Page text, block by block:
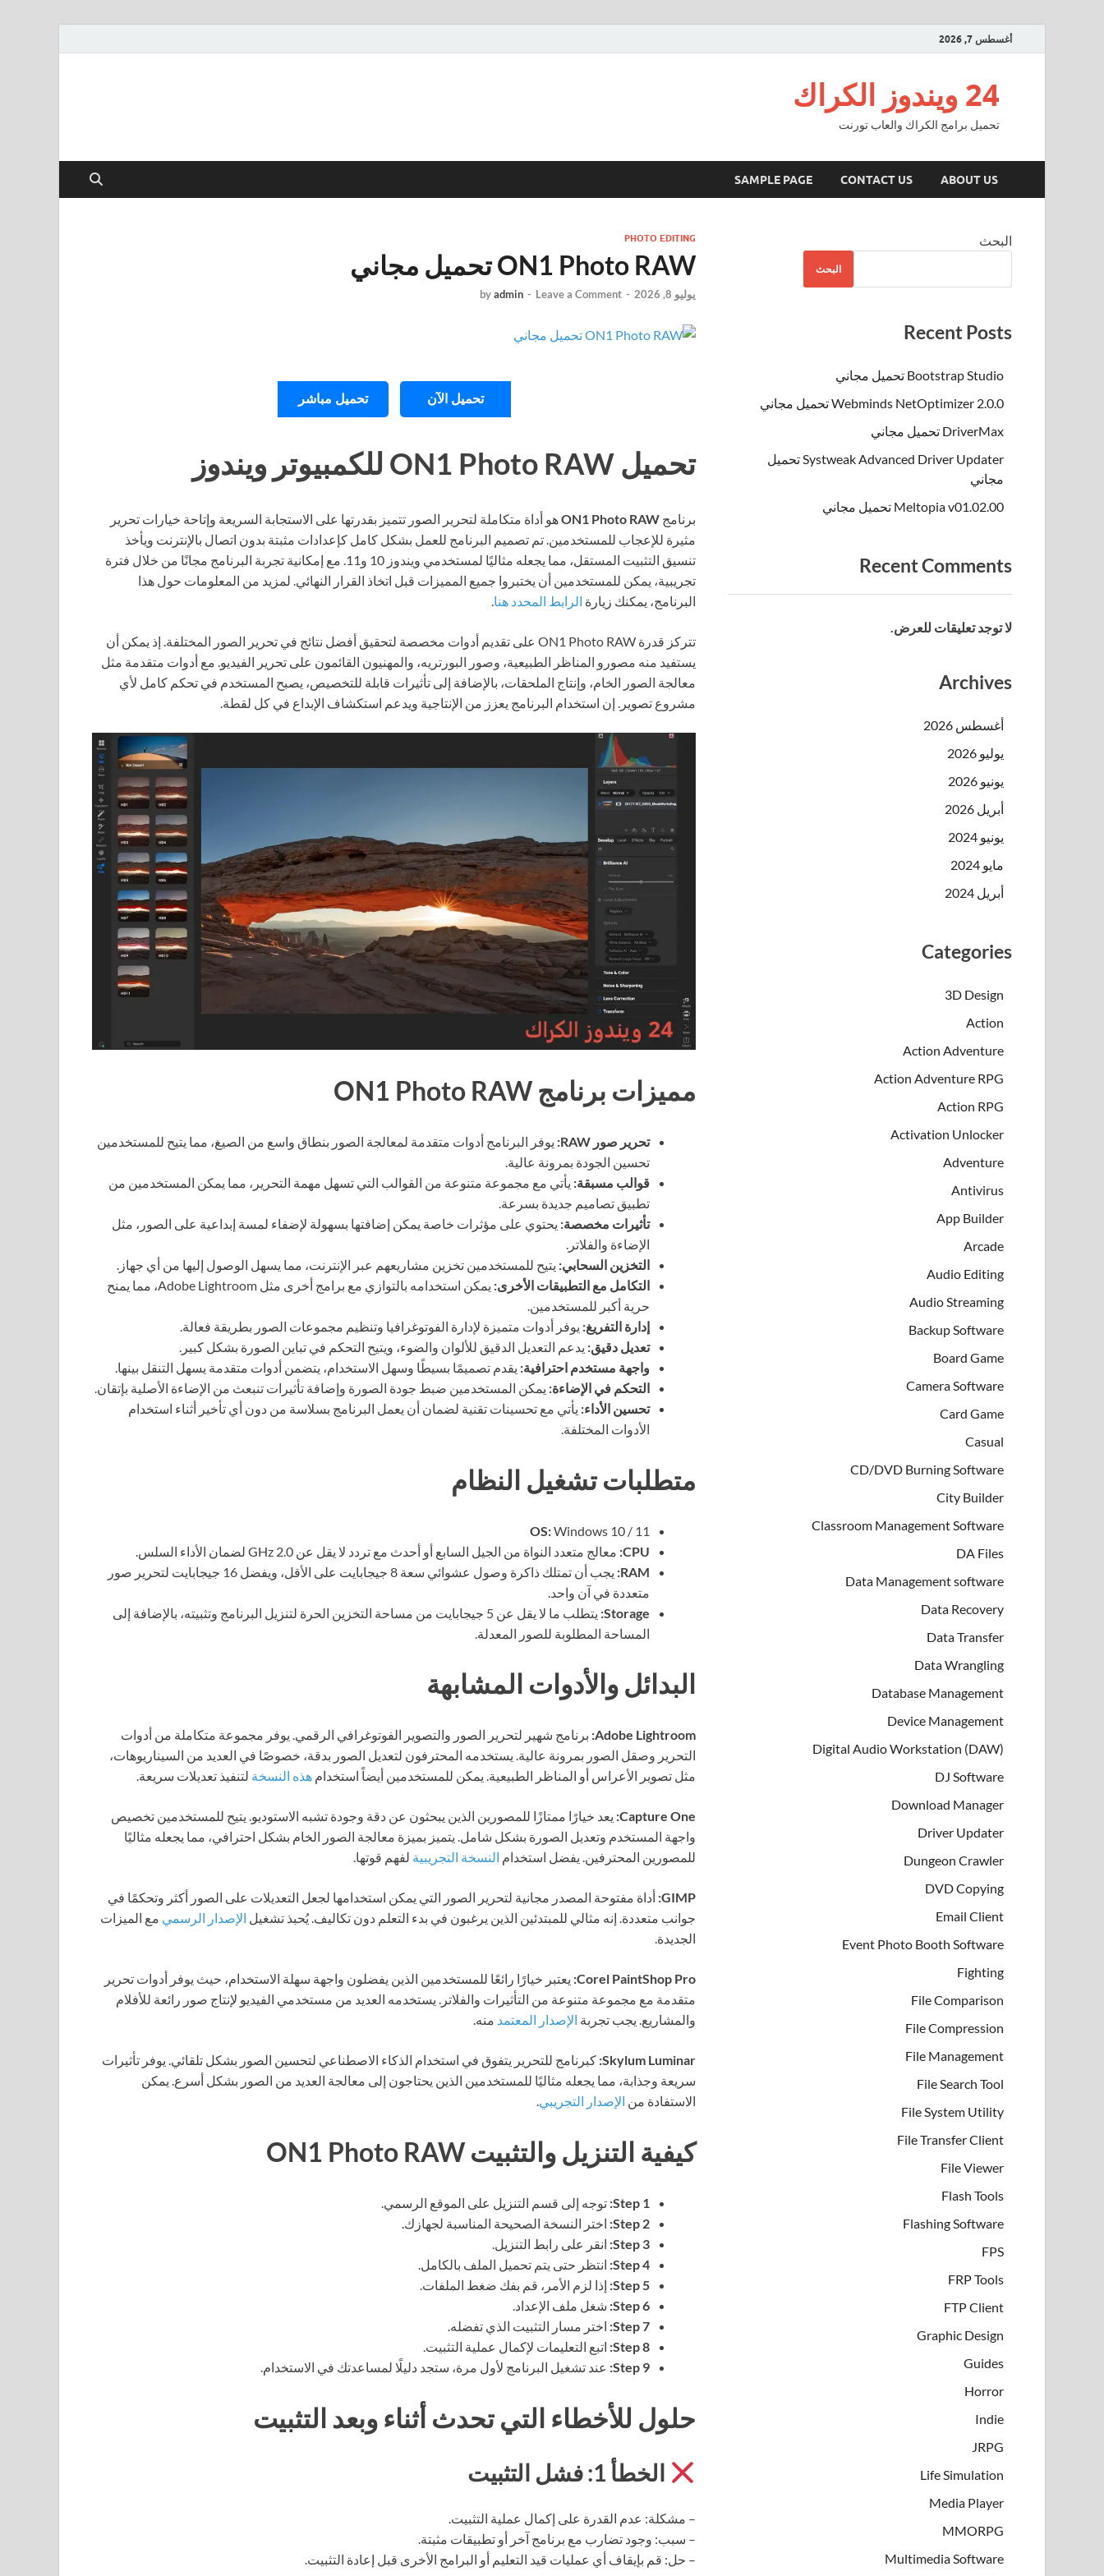
أغسطس 7, 2026
24 ويندوز الكراك
تحميل برامج الكراك والعاب تورنت
ABOUT US
CONTACT US
SAMPLE PAGE
PHOTO EDITING
ON1 Photo RAW تحميل مجاني
يوليو 8, 2026 -
byadmin - Leave a Comment
تحميل الآن تحميل مباشر
تحميل ON1 Photo RAW للكمبيوتر ويندوز
برنامج ON1 Photo RAWهو أداة متكاملة لتحرير الصور تتميز بقدرتها على الاستجابة السريعة وإتاحة خيارات تحرير
مثيرة للإعجاب للمستخدمين. تم تصميم البرنامج للعمل بشكل كامل كإعدادات مثبتة بدون اتصال بالإنترنت ويأخذ
تنسيق التثبيت المستقل، مما يجعله مثاليًا لمستخدمي ويندوز 10 و11. مع إمكانية تجربة البرنامج مجانًا من خلال فترة
تجريبية، يمكن للمستخدمين أن يختبروا جميع المميزات قبل اتخاذ القرار النهائي. لمزيد من المعلومات حول هذا
البرنامج، يمكنك زيارة الرابط المحدد هنا.
تتركز قدرة ON1 Photo RAW على تقديم أدوات مخصصة لتحقيق أفضل نتائج في تحرير الصور المختلفة. إذ يمكن أن
يستفيد منه مصورو المناظر الطبيعية، وصور البورتريه، والمهنيون القائمون على تحرير الفيديو. مع أدوات متقدمة مثل
معالجة الصور الخام، وإنتاج الملحقات، بالإضافة إلى تأثيرات قابلة للتخصيص، يصبح المستخدم في تحكم كامل لأي
مشروع تصوير. إن استخدام البرنامج يعزز من الإنتاجية ويدعم استكشاف الإبداع في كل لقطة.
مميزات برنامج ON1 Photo RAW
تحرير صور RAW:
يوفر البرنامج أدوات متقدمة لمعالجة الصور بنطاق واسع من الصيغ، مما يتيح للمستخدمين
تحسين الجودة بمرونة عالية.
قوالب مسبقة: يأتي مع مجموعة متنوعة من القوالب التي تسهل مهمة التحرير، مما يمكن المستخدمين من
تطبيق تصاميم جديدة بسرعة.
تأثيرات مخصصة: يحتوي على مؤثرات خاصة يمكن إضافتها بسهولة لإضفاء لمسة إبداعية على الصور، مثل
الإضاءة والفلاتر.
التخزين السحابي: يتيح للمستخدمين تخزين مشاريعهم عبر الإنترنت، مما يسهل الوصول إليها من أي جهاز.
التكامل مع التطبيقات الأخرى:
يمكن استخدامه بالتوازي مع برامج أخرى مثل Adobe Lightroom، مما يمنح
حرية أكبر للمستخدمين.
إدارة التفريغ: يوفر أدوات متميزة لإدارة الفوتوغرافيا وتنظيم مجموعات الصور بطريقة فعالة.
تعديل دقيق: يدعم التعديل الدقيق للألوان والضوء، ويتيح التحكم في تباين الصورة بشكل كبير.
واجهة مستخدم احترافية: يقدم تصميمًا بسيطًا وسهل الاستخدام، يتضمن أدوات متقدمة يسهل التنقل بينها.
التحكم في الإضاءة: يمكن المستخدمين ضبط جودة الصورة وإضافة تأثيرات تنبعث من الإضاءة الأصلية بإتقان.
تحسين الأداء: يأتي مع تحسينات تقنية لضمان أن يعمل البرنامج بسلاسة من دون أي تأخير أثناء استخدام
الأدوات المختلفة.
متطلبات تشغيل النظام
OS:Windows 10 / 11
CPU: معالج متعدد النواة من الجيل السابع أو أحدث مع تردد لا يقل عن 2.0 GHz لضمان الأداء السلس.
RAM:
يجب أن تمتلك ذاكرة وصول عشوائي سعة 8 جيجابايت على الأقل، ويفضل 16 جيجابايت لتحرير صور
متعددة في آن واحد.
Storage:
يتطلب ما لا يقل عن 5 جيجابايت من مساحة التخزين الحرة لتنزيل البرنامج وتثبيته، بالإضافة إلى
المساحة المطلوبة للصور المعدلة.
البدائل والأدوات المشابهة
Adobe Lightroom: برنامج شهير لتحرير الصور والتصوير الفوتوغرافي الرقمي. يوفر مجموعة متكاملة من أدوات
التحرير وصقل الصور بمرونة عالية. يستخدمه المحترفون لتعديل الصور بدقة، خصوصًا في العديد من السيناريوهات،
مثل تصوير الأعراس أو المناظر الطبيعية. يمكن للمستخدمين أيضاً استخدام هذه النسخة لتنفيذ تعديلات سريعة.
Capture One: يعد خيارًا ممتازًا للمصورين الذين يبحثون عن دقة وجودة تشبه الاستوديو. يتيح للمستخدمين تخصيص
واجهة المستخدم وتعديل الصورة بشكل شامل. يتميز بميزة معالجة الصور الخام بشكل احترافي، مما يجعله مثاليًا
للمصورين المحترفين. يفضل استخدام النسخة التجريبية لفهم قوتها.
GIMP: أداة مفتوحة المصدر مجانية لتحرير الصور التي يمكن استخدامها لجعل التعديلات على الصور أكثر وتحكمًا في
جوانب متعددة. إنه مثالي للمبتدئين الذين يرغبون في بدء التعلم دون تكاليف. يُحبذ تشغيل الإصدار الرسمي مع الميزات
الجديدة.
Corel PaintShop Pro: يعتبر خيارًا رائعًا للمستخدمين الذين يفضلون واجهة سهلة الاستخدام، حيث يوفر أدوات تحرير
متقدمة مع مجموعة متنوعة من التأثيرات والفلاتر. يستخدمه العديد من مستخدمي الفيديو لإنتاج صور رائعة للأفلام
والمشاريع. يجب تجربة الإصدار المعتمد منه.
Skylum Luminar: كبرنامج للتحرير يتفوق في استخدام الذكاء الاصطناعي لتحسين الصور بشكل تلقائي. يوفر تأثيرات
سريعة وجذابة، مما يجعله مثاليًا للمستخدمين الذين يحتاجون إلى معالجة العديد من الصور بشكل أسرع. يمكن
الاستفادة من الإصدار التجريبي.
كيفية التنزيل والتثبيت ON1 Photo RAW
Step 1: توجه إلى قسم التنزيل على الموقع الرسمي.
Step 2: اختر النسخة الصحيحة المناسبة لجهازك.
Step 3: انقر على رابط التنزيل.
Step 4: انتظر حتى يتم تحميل الملف بالكامل.
Step 5: إذا لزم الأمر، قم بفك ضغط الملفات.
Step 6: شغل ملف الإعداد.
Step 7: اختر مسار التثبيت الذي تفضله.
Step 8: اتبع التعليمات لإكمال عملية التثبيت.
Step 9: عند تشغيل البرنامج لأول مرة، ستجد دليلًا لمساعدتك في الاستخدام.
حلول للأخطاء التي تحدث أثناء وبعد التثبيت
الخطأ 1: فشل التثبيت
– مشكلة: عدم القدرة على إكمال عملية التثبيت.
– سبب: وجود تضارب مع برنامج آخر أو تطبيقات مثبتة.
– حل: قم بإيقاف أي عمليات قيد التعليم أو البرامج الأخرى قبل إعادة التثبيت.
البحث
البحث
Recent Posts
Bootstrap Studio تحميل مجاني
Webminds NetOptimizer 2.0.0 تحميل مجاني
DriverMax تحميل مجاني
Systweak Advanced Driver Updater تحميل
مجاني
Meltopia v01.02.00 تحميل مجاني
Recent Comments
لا توجد تعليقات للعرض.
Archives
أغسطس 2026
يوليو 2026
يونيو 2026
أبريل 2026
يونيو 2024
مايو 2024
أبريل 2024
Categories
3D Design
Action
Action Adventure
Action Adventure RPG
Action RPG
Activation Unlocker
Adventure
Antivirus
App Builder
Arcade
Audio Editing
Audio Streaming
Backup Software
Board Game
Camera Software
Card Game
Casual
CD/DVD Burning Software
City Builder
Classroom Management Software
DA Files
Data Management software
Data Recovery
Data Transfer
Data Wrangling
Database Management
Device Management
Digital Audio Workstation (DAW)
DJ Software
Download Manager
Driver Updater
Dungeon Crawler
DVD Copying
Email Client
Event Photo Booth Software
Fighting
File Comparison
File Compression
File Management
File Search Tool
File System Utility
File Transfer Client
File Viewer
Flash Tools
Flashing Software
FPS
FRP Tools
FTP Client
Graphic Design
Guides
Horror
Indie
JRPG
Life Simulation
Media Player
MMORPG
Multimedia Software